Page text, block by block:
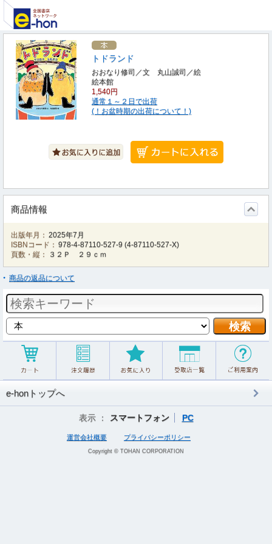
トドランド
おおなり修司／文 丸山誠司／絵
絵本館
1,540円
通常１～２日で出荷
(！お盆時期の出荷について！)
商品情報
出版年月： 2025年7月
ISBNコード： 978-4-87110-527-9 (4-87110-527-X)
頁数・縦：
３２Ｐ ２９ｃｍ
商品の返品について
e-honトップへ
表示 ： スマートフォン PC
運営会社概要 プライバシーポリシー
Copyright © TOHAN CORPORATION